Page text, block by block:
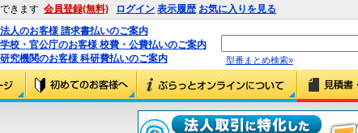
できます 会員登録(無料) ログイン 表示履歴 お気に入りを見る
法人のお客様 請求書払いのご案内
学校・官公庁のお客様 校費・公費払いのご案内
研究機関のお客様 科研費払いのご案内
型番まとめ検索»